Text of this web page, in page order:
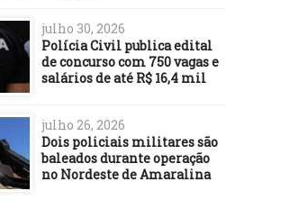
julho 30, 2026
Polícia Civil publica edital
de concurso com 750 vagas e
salários de até R$ 16,4 mil
julho 26, 2026
Dois policiais militares são
baleados durante operação
no Nordeste de Amaralina